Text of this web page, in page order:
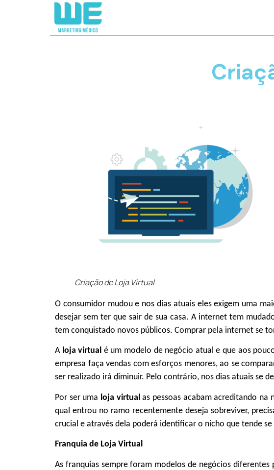
Criação de Loja Virtual
O consumidor mudou e nos dias atuais eles exigem uma
desejar sem ter que sair de sua casa. A internet tem
tem conquistado novos públicos. Comprar pela internet se
A loja virtual é um modelo de negócio atual e que aos
empresa faça vendas com esforços menores, ao se
ser realizado irá diminuir. Pelo contrário, nos dias atuais se
Por ser uma loja virtualas pessoas acabam acreditando na
qual entrou no ramo recentemente deseja sobreviver,
crucial e através dela poderá identificar o nicho que tende
Franquia de Loja Virtual
As franquias sempre foram modelos de negócios